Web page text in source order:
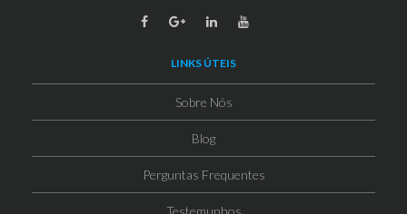
LINKS ÚTEIS
Sobre Nós
Blog
Perguntas Frequentes
Testemunhos